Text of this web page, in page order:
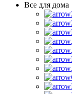
Все для дома